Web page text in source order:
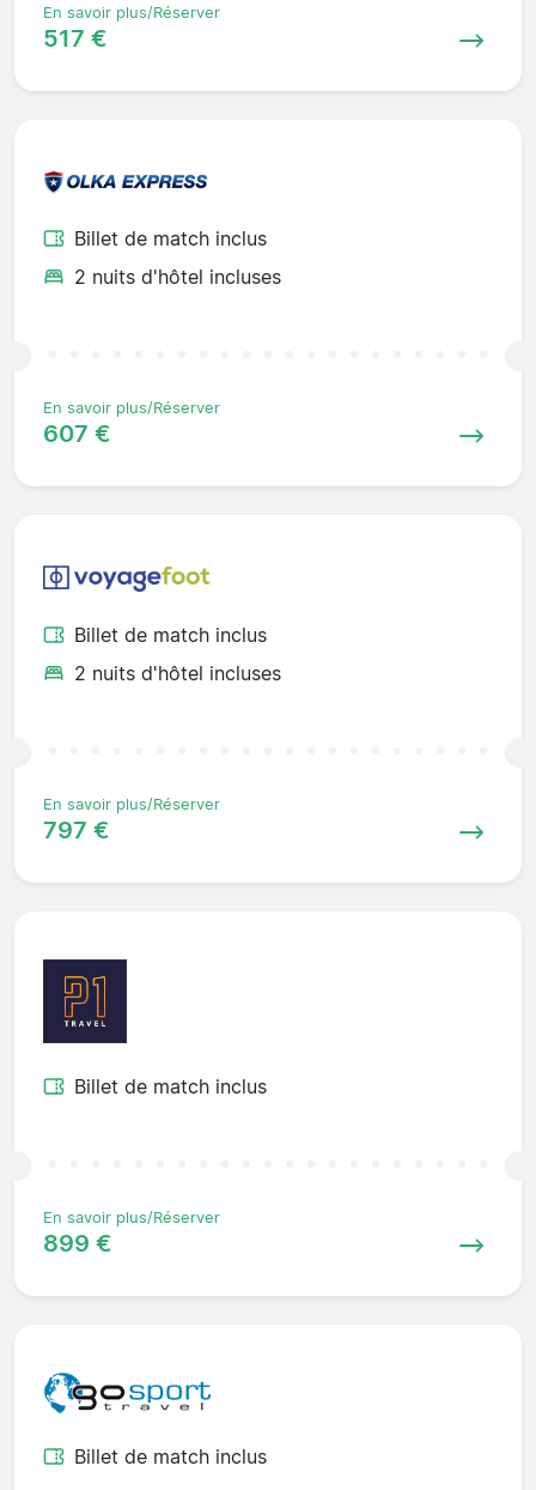
En savoir plus/Réserver
517 €
Billet de match inclus
2 nuits d'hôtel incluses
En savoir plus/Réserver
607 €
Billet de match inclus
2 nuits d'hôtel incluses
En savoir plus/Réserver
797 €
Billet de match inclus
En savoir plus/Réserver
899 €
Billet de match inclus